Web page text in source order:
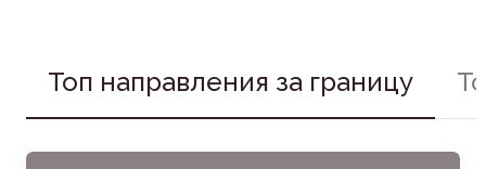
Топ направления за границу